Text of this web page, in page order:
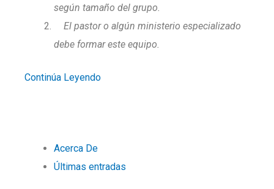
según tamaño del grupo.
El pastor o algún ministerio especializado
debe formar este equipo.
Continúa Leyendo
Acerca De
Últimas entradas